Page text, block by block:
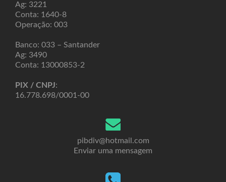
Ag: 3221
Conta: 1640-8
Operação: 003
Banco: 033 – Santander
Ag: 3490
Conta: 13000853-2
PIX / CNPJ:
16.778.698/0001-00
pibdiv@hotmail.com
Enviar uma mensagem